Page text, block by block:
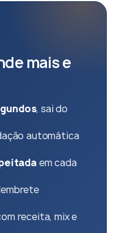
mais e
, sai do
automática
em cada
receita, mix e